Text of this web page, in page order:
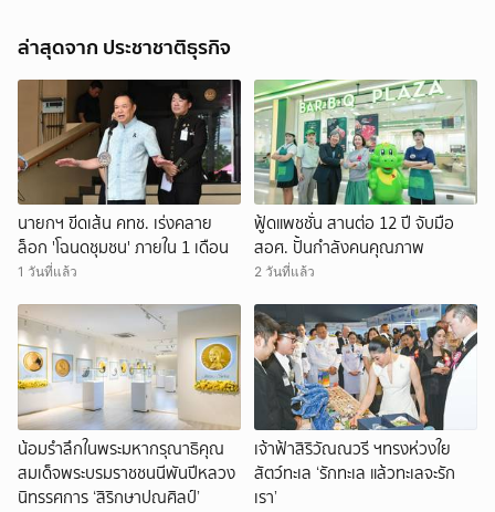
ล่าสุดจาก ประชาชาติธุรกิจ
นายกฯ ขีดเส้น คทช. เร่งคลาย
ล็อก 'โฉนดชุมชน' ภายใน 1 เดือน
1 วันที่แล้ว
ฟู้ดแพชชั่น สานต่อ 12 ปี จับมือ
สอศ. ปั้นกำลังคนคุณภาพ
2 วันที่แล้ว
น้อมรำลึกในพระมหากรุณาธิคุณ
สมเด็จพระบรมราชชนนีพันปีหลวง
นิทรรศการ ‘สิริกษาปณศิลป์’
เจ้าฟ้าสิริวัณณวรี ฯทรงห่วงใย
สัตว์ทะเล ‘รักทะเล แล้วทะเลจะรัก
เรา’